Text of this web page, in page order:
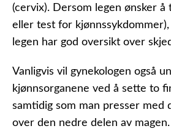
(cervix). Dersom legen ønsker
eller test for
legen har god oversikt over
Vanligvis vil gynekologen også
kjønnsorganene ved å sette to
samtidig som man presser med
over den nedre delen av